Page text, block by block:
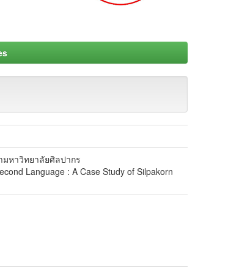
หาวิทยาลัยศิลปากร
Language : A Case Study of Silpakorn